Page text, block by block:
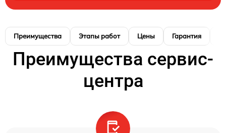
Преимущества Этапы работ Цены Гарантия
Преимущества сервис-
центра